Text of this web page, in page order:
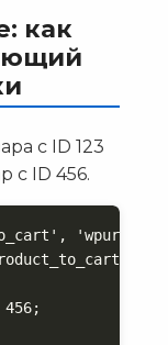
как
с ID 123
с ID 456.
456;